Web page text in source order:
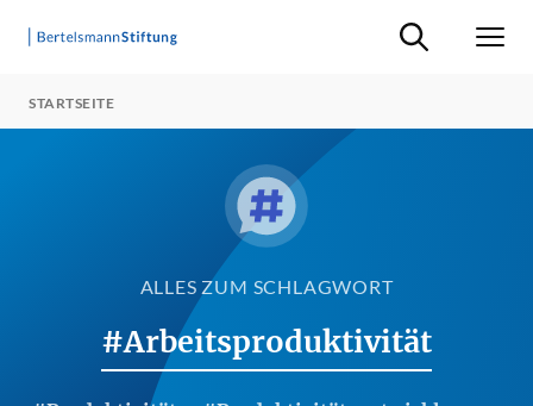
Suche ein-/
STARTSEITE
ALLES ZUM SCHLAGWORT
#Arbeitsproduktivität